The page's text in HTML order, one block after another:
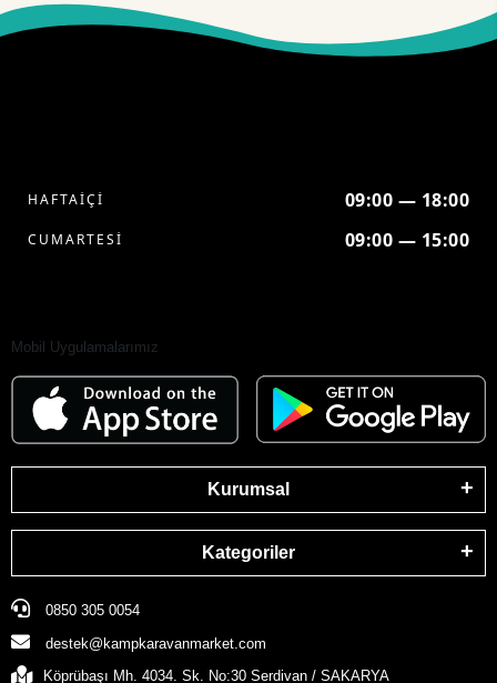
HAFTAİÇİ 09:00 — 18:00
CUMARTESİ 09:00 — 15:00
Mobil Uygulamalarımız
Kurumsal
Kategoriler
0850 305 0054
destek@kampkaravanmarket.com
Köprübaşı Mh. 4034. Sk. No:30 Serdivan / SAKARYA